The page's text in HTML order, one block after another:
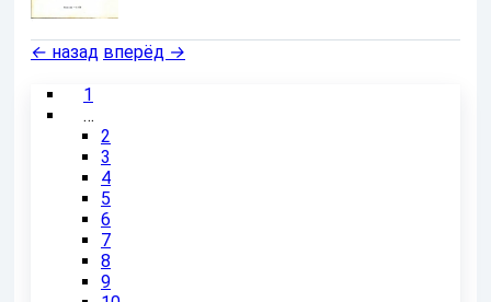
← назад вперёд →
1
…
2
3
4
5
6
7
8
9